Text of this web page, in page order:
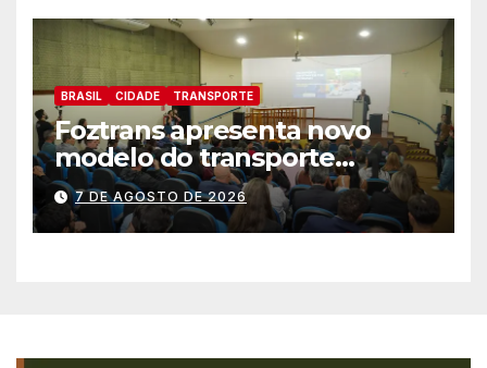
BRASIL CIDADE TRANSPORTE
Foztrans apresenta novo
modelo do transporte
coletivo em audiência
pública e avança para um
sistema mais moderno e
7 DE AGOSTO DE 2026